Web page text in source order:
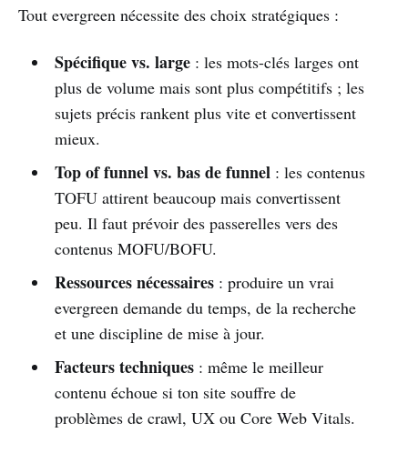
Tout evergreen nécessite des choix stratégiques :
Spécifique vs. large: les mots-clés larges ont
plus de volume mais sont plus compétitifs ; les
sujets précis rankent plus vite et convertissent
mieux.
Top of funnel vs. bas de funnel: les contenus
TOFU attirent beaucoup mais convertissent
peu. Il faut prévoir des passerelles vers des
contenus MOFU/BOFU.
Ressources nécessaires: produire un vrai
evergreen demande du temps, de la recherche
et une discipline de mise à jour.
Facteurs techniques: même le meilleur
contenu échoue si ton site souffre de
problèmes de crawl, UX ou Core Web Vitals.